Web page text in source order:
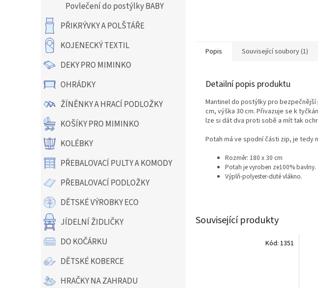
Povlečení do postýlky BABY
PŘIKRÝVKY A POLŠTÁŘE
KOJENECKÝ TEXTIL
DEKY PRO MIMINKO
OHRÁDKY
ŽÍNĚNKY A HRACÍ PODLOŽKY
KOŠÍKY PRO MIMINKO
KOLÉBKY
PŘEBALOVACÍ PULTY A KOMODY
PŘEBALOVACÍ PODLOŽKY
DĚTSKÉ VÝROBKY ECO
JÍDELNÍ ŽIDLIČKY
DO KOČÁRKU
DĚTSKÉ KOBERCE
HRAČKY NA ZAHRADU
Související produkty
Kód: 1351
Popis Související soubory (1)
Detailní popis produktu
Mantinel do postýlky pro
cm, výška 30 cm. Přivazuje se k
lze si dát dva proti sobě a mít tak
Potah má ve spodní části zip, je tedy
Rozměr: 180 x 30 cm
Potah je vyroben ze100% bavlny.
Výplň-polyester-duté vlákno.